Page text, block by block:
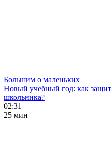
Большим о маленьких
Новый учебный год: как
школьника?
02:31
25 мин